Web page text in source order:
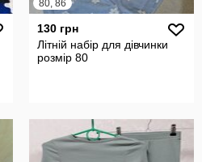
80, 86
130 грн
Літній набір для дівчинки
розмір 80